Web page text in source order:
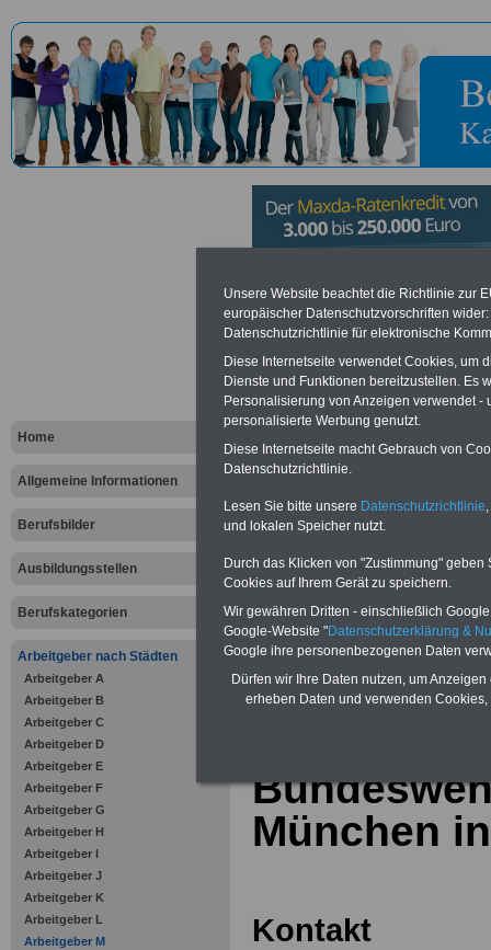
Home
Allgemeine Informationen
Berufsbilder
Ausbildungsstellen
Berufskategorien
Arbeitgeber nach Städten
Arbeitgeber A
Arbeitgeber B
Arbeitgeber C
Arbeitgeber D
Arbeitgeber E
Arbeitgeber F
Arbeitgeber G
Arbeitgeber H
Arbeitgeber I
Arbeitgeber J
Arbeitgeber K
Arbeitgeber L
Arbeitgeber M
München
Vorteile für den öffentlichen
Vergleichen und sparen
Bausparen schon ab 16 Jahren
Berufsunfähigkeitsabsicherung
Online-Vergleich Gesetzliche
Krankenkassen
Krankenversicherung
zurück zur
München
Kontakt
Unsere Website beachtet die Richtlinie zur
europäischer Datenschutzvorschriften
Datenschutzrichtlinie für elektronische
Diese Internetseite verwendet Cookies, um
Dienste und Funktionen bereitzustellen. Es
Personalisierung von Anzeigen verwendet
personalisierte Werbung genutzt.
Diese Internetseite macht Gebrauch von
Datenschutzrichtlinie.
Lesen Sie bitte unsere Datenschutzrichtlinie
und lokalen Speicher nutzt.
Durch das Klicken von "Zustimmung"
Cookies auf Ihrem Gerät zu speichern.
Wir gewähren Dritten - einschließlich
Google-Website "Datenschutzerklärung &
Google ihre personenbezogenen Daten
Dürfen wir Ihre Daten nutzen, um
erheben Daten und verwenden